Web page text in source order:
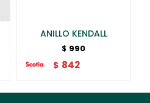
ANILLO KENDALL
$ 990
$ 842